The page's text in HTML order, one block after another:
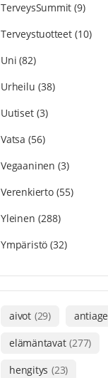
TerveysSummit (9)
Terveystuotteet(10)
Uni (82)
Urheilu (38)
Uutiset(3)
Vatsa (56)
Vegaaninen (3)
Verenkierto(55)
Yleinen (288)
Ympäristö (32)
aivot (29) antiage
elämäntavat (277)
hengitys (23)